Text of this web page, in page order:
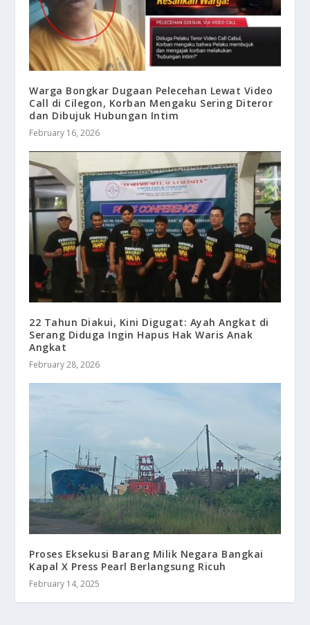
Warga Bongkar Dugaan Pelecehan Lewat Video
Call di Cilegon, Korban Mengaku Sering Diteror
dan Dibujuk Hubungan Intim
February 16, 2026
22 Tahun Diakui, Kini Digugat: Ayah Angkat di
Serang Diduga Ingin Hapus Hak Waris Anak
Angkat
February 28, 2026
Proses Eksekusi Barang Milik Negara Bangkai
Kapal X Press Pearl Berlangsung Ricuh
February 14, 2025